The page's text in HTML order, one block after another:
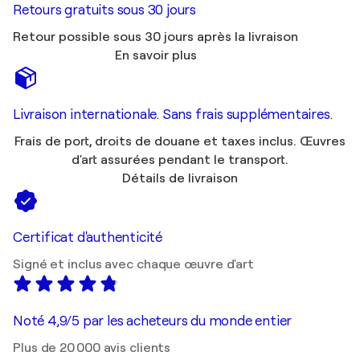
Retours gratuits sous 30 jours
Retour possible sous 30 jours après la livraison
En savoir plus
Livraison internationale. Sans frais supplémentaires.
Frais de port, droits de douane et taxes inclus. Œuvres
d'art assurées pendant le transport.
Détails de livraison
Certificat d'authenticité
Signé et inclus avec chaque œuvre d'art
Noté 4,9/5 par les acheteurs du monde entier
Plus de 20 000 avis clients